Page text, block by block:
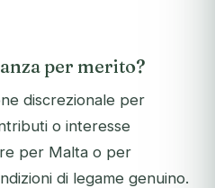
per merito?
discrezionale per
o interesse
per Malta o per
di legame genuino.